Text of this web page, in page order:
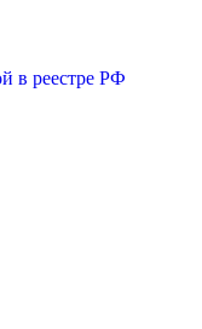
в реестре РФ